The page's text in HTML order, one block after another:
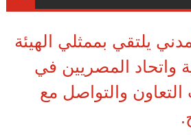
يلتقي بممثلي الهيئة
واتحاد المصريين في
والتواصل مع